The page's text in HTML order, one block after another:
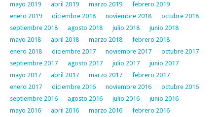
mayo 2019
abril 2019 marzo 2019
febrero 2019
enero 2019
diciembre 2018 noviembre 2018
octubre 2018
septiembre 2018
agosto 2018 julio 2018
junio 2018
mayo 2018
abril 2018 marzo 2018
febrero 2018
enero 2018
diciembre 2017 noviembre 2017
octubre 2017
septiembre 2017
agosto 2017 julio 2017
junio 2017
mayo 2017
abril 2017 marzo 2017
febrero 2017
enero 2017
diciembre 2016 noviembre 2016
octubre 2016
septiembre 2016
agosto 2016 julio 2016
junio 2016
mayo 2016
abril 2016 marzo 2016
febrero 2016